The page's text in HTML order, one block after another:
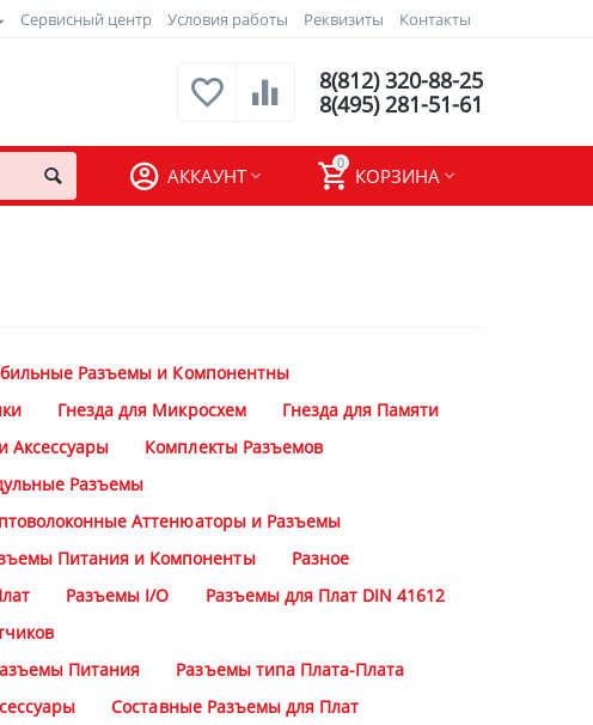
Сервисный центр Условия работы Реквизиты Контакты
8(812) 320-88-25
8(495) 281-51-61
0
КОРЗИНА
АККАУНТ
Разъемы и Компонентны
Гнезда для Микросхем
Гнезда для Памяти
Аксессуары
Комплекты Разъемов
Разъемы
Аттенюаторы и Разъемы
Питания и Компоненты
Разное
Разъемы I/O
Разъемы для Плат DIN 41612
Питания
Разъемы типа Плата-Плата
Составные Разъемы для Плат